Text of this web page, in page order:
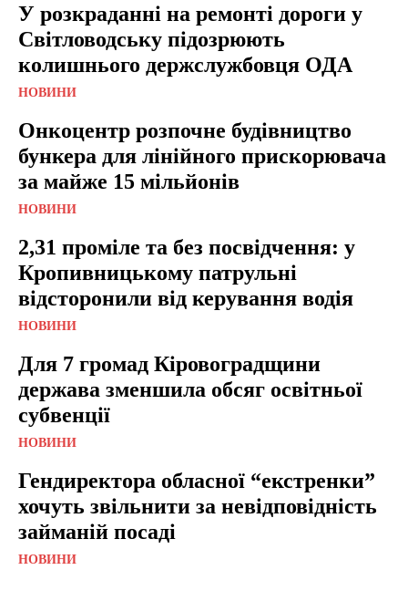
У розкраданні на ремонті дороги у
Світловодську підозрюють
колишнього держслужбовця ОДА
НОВИНИ
Онкоцентр розпочне будівництво
бункера для лінійного прискорювача
за майже 15 мільйонів
НОВИНИ
2,31 проміле та без посвідчення: у
Кропивницькому патрульні
відсторонили від керування водія
НОВИНИ
Для 7 громад Кіровоградщини
держава зменшила обсяг освітньої
субвенції
НОВИНИ
Гендиректора обласної “екстренки”
хочуть звільнити за невідповідність
займаній посаді
НОВИНИ